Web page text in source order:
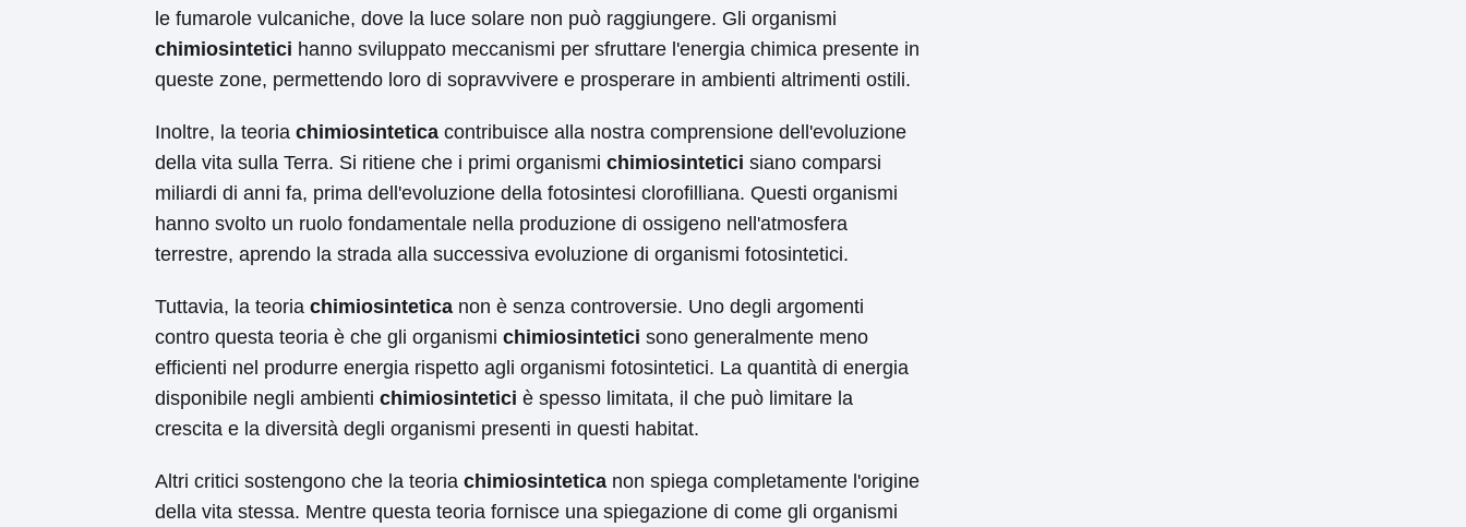
le fumarole vulcaniche, dove la luce solare non può raggiungere. Gli organismi
chimiosintetici hanno sviluppato meccanismi per sfruttare l'energia chimica presente in
queste zone, permettendo loro di sopravvivere e prosperare in ambienti altrimenti ostili.
Inoltre, la teoria chimiosintetica contribuisce alla nostra comprensione dell'evoluzione
della vita sulla Terra. Si ritiene che i primi organismi chimiosintetici siano comparsi
miliardi di anni fa, prima dell'evoluzione della fotosintesi clorofilliana. Questi organismi
hanno svolto un ruolo fondamentale nella produzione di ossigeno nell'atmosfera
terrestre, aprendo la strada alla successiva evoluzione di organismi fotosintetici.
Tuttavia, la teoria chimiosintetica non è senza controversie. Uno degli argomenti
contro questa teoria è che gli organismi chimiosintetici sono generalmente meno
efficienti nel produrre energia rispetto agli organismi fotosintetici. La quantità di energia
disponibile negli ambienti chimiosintetici è spesso limitata, il che può limitare la
crescita e la diversità degli organismi presenti in questi habitat.
Altri critici sostengono che la teoria chimiosintetica non spiega completamente l'origine
della vita stessa. Mentre questa teoria fornisce una spiegazione di come gli organismi